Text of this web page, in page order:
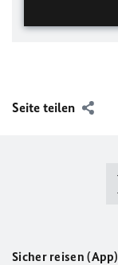
Seite teilen
Sicher reisen (App)